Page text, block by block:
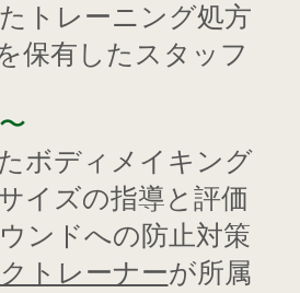
トレーニング処方
保有したスタッフ
ボディメイキング
イズの指導と評価
ンドへの防止対策
トレーナーが所属